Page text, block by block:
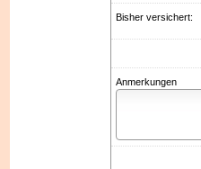
Bisher versichert:
Anmerkungen